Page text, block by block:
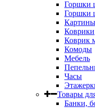
Горшки
Горшки
Коврики
Коврик
Комоды
Мебель
Часы
Товары
Банки,